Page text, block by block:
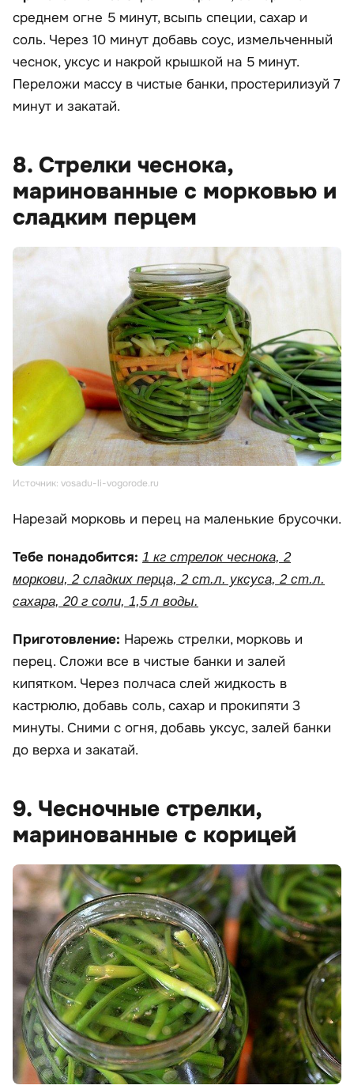
среднем огне 5 минут, всыпь специи, сахар и
соль. Через 10 минут добавь соус, измельченный
чеснок, уксус и накрой крышкой на 5 минут.
Переложи массу в чистые банки, простерилизуй 7
минут и закатай.
8. Стрелки чеснока,
маринованные с морковью и
сладким перцем
Источник: vosadu-li-vogorode.ru
Нарезай морковь и перец на маленькие брусочки.
Тебе понадобится: 1 кг стрелок чеснока, 2
моркови, 2 сладких перца, 2 ст.л. уксуса, 2 ст.л.
сахара, 20 г соли, 1,5 л воды.
Приготовление: Нарежь стрелки, морковь и
перец. Сложи все в чистые банки и залей
кипятком. Через полчаса слей жидкость в
кастрюлю, добавь соль, сахар и прокипяти 3
минуты. Сними с огня, добавь уксус, залей банки
до верха и закатай.
9. Чесночные стрелки,
маринованные с корицей